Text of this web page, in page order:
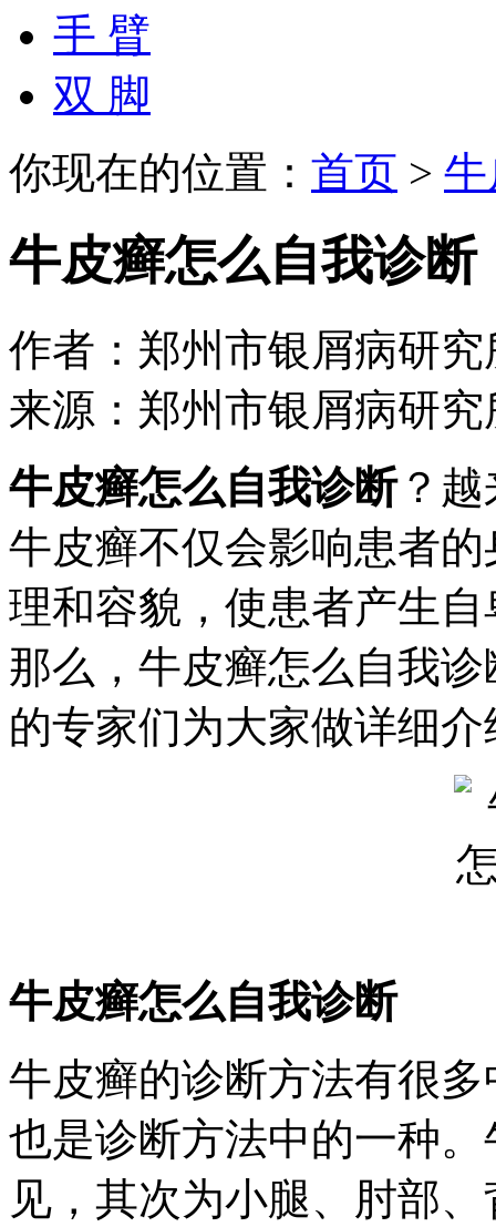
手 臂
双 脚
你现在的位置： 首页 >
牛皮癣怎么自我诊断
作者：郑州市银屑病研究
来源：郑州市银屑病研究
牛皮癣怎么自我诊断？越
牛皮癣不仅会影响患者
理和容貌，使患者产生
那么，牛皮癣怎么自我
的专家们为大家做详细介
牛皮癣怎么自我诊断
牛皮癣的诊断方法有很
也是诊断方法中的一种
见，其次为小腿、肘部